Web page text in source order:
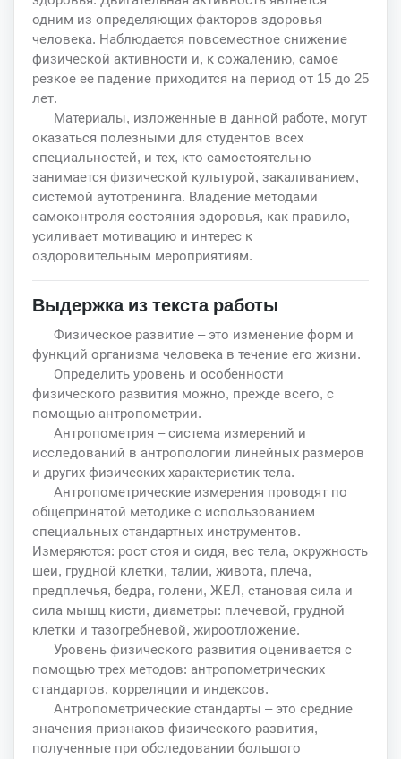
одним из определяющих факторов здоровья
человека. Наблюдается повсеместное снижение
физической активности и, к сожалению, самое
резкое ее падение приходится на период от 15 до 25
лет.
Материалы, изложенные в данной работе, могут
оказаться полезными для студентов всех
специальностей, и тех, кто самостоятельно
занимается физической культурой, закаливанием,
системой аутотренинга. Владение методами
самоконтроля состояния здоровья, как правило,
усиливает мотивацию и интерес к
оздоровительным мероприятиям.
Выдержка из текста работы
Физическое развитие – это изменение форм и
функций организма человека в течение его жизни.
Определить уровень и особенности
физического развития можно, прежде всего, с
помощью антропометрии.
Антропометрия – система измерений и
исследований в антропологии линейных размеров
и других физических характеристик тела.
Антропометрические измерения проводят по
общепринятой методике с использованием
специальных стандартных инструментов.
Измеряются: рост стоя и сидя, вес тела, окружность
шеи, грудной клетки, талии, живота, плеча,
предплечья, бедра, голени, ЖЕЛ, становая сила и
сила мышц кисти, диаметры: плечевой, грудной
клетки и тазогребневой, жироотложение.
Уровень физического развития оценивается с
помощью трех методов: антропометрических
стандартов, корреляции и индексов.
Антропометрические стандарты – это средние
значения признаков физического развития,
полученные при обследовании большого